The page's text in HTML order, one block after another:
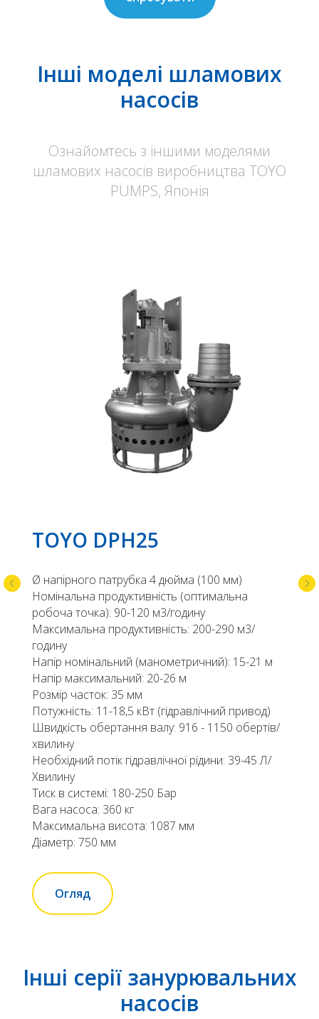
Інші моделі шламових
насосів
Ознайомтесь з іншими моделями
шламових насосів виробництва TOYO
PUMPS, Японія
TOYO DPH25
Ø напірного патрубка 4 дюйма (100 мм)
Номінальна продуктивність (оптимальна
робоча точка): 90-120 м3/годину
Максимальна продуктивність: 200-290 м3/
годину
Напір номінальний (манометричний): 15-21 м
Напір максимальний: 20-26 м
Розмір часток: 35 мм
Потужність: 11-18,5 кВт (гідравлічний привод)
Швидкість обертання валу: 916 - 1150 обертів/
хвилину
Необхідний потік гідравлічної рідини: 39-45 Л/
Хвилину
Тиск в системі: 180-250 Бар
Вага насоса: 360 кг
Максимальна висота: 1087 мм
Діаметр: 750 мм
Огляд
Інші серії занурювальних
насосів